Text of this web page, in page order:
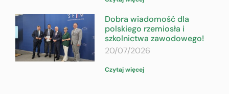
Dobra wiadomość dla
polskiego rzemiosła i
szkolnictwa zawodowego!
20/07/2026
Czytaj więcej